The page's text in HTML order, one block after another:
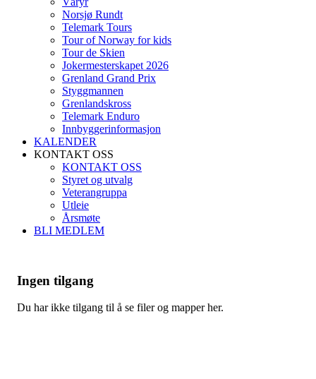
Norsjø Rundt
Telemark Tours
Tour of Norway for kids
Tour de Skien
Jokermesterskapet 2026
Grenland Grand Prix
Styggmannen
Grenlandskross
Telemark Enduro
Innbyggerinformasjon
KALENDER
KONTAKT OSS
KONTAKT OSS
Styret og utvalg
Veterangruppa
Utleie
Årsmøte
BLI MEDLEM
Ingen tilgang
Du har ikke tilgang til å se filer og mapper her.